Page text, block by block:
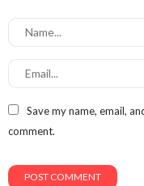
Save my name, email,
comment.